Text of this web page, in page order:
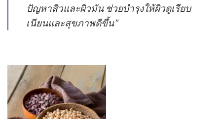
ปัญหาสิวและผิวมัน ช่วยบำรุงให้ผิวดูเรียบ
เนียนและสุขภาพดีขึ้น”